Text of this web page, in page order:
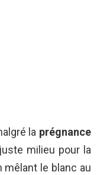
la prégnance
milieu pour la
mêlant le blanc au